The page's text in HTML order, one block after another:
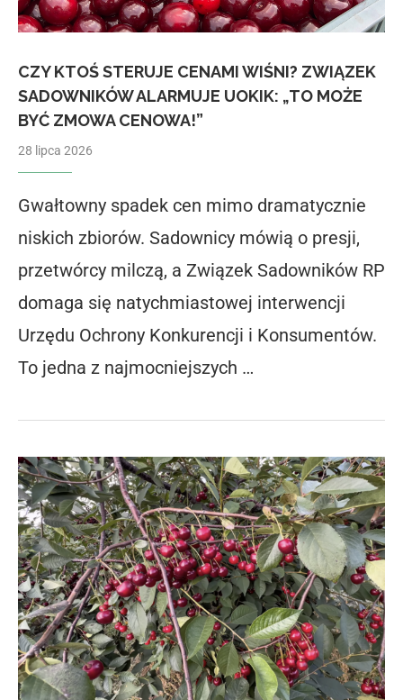
CZY KTOŚ STERUJE CENAMI WIŚNI? ZWIĄZEK
SADOWNIKÓW ALARMUJE UOKIK: „TO MOŻE
BYĆ ZMOWA CENOWA!”
28 lipca 2026
Gwałtowny spadek cen mimo dramatycznie
niskich zbiorów. Sadownicy mówią o presji,
przetwórcy milczą, a Związek Sadowników RP
domaga się natychmiastowej interwencji
Urzędu Ochrony Konkurencji i Konsumentów.
To jedna z najmocniejszych …